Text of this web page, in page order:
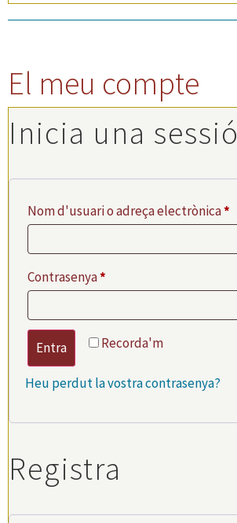
El meu compte
Inicia una sessió
Nom d'usuari o adreça electrònica*
Contrasenya*
Recorda'm
Entra
Heu perdut la vostra contrasenya?
Registra